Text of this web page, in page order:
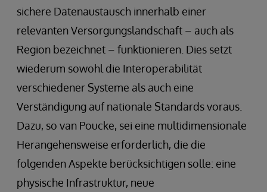
sichere Datenaustausch innerhalb einer
relevanten Versorgungslandschaft – auch als
Region bezeichnet – funktionieren. Dies setzt
wiederum sowohl die Interoperabilität
verschiedener Systeme als auch eine
Verständigung auf nationale Standards voraus.
Dazu, so van Poucke, sei eine multidimensionale
Herangehensweise erforderlich, die die
folgenden Aspekte berücksichtigen solle: eine
physische Infrastruktur, neue